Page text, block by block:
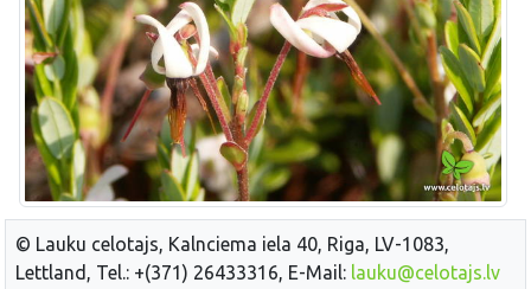
© Lauku celotajs, Kalnciema iela 40, Riga, LV-1083,
Lettland, Tel.: +(371) 26433316, E-Mail: lauku@celotajs.lv